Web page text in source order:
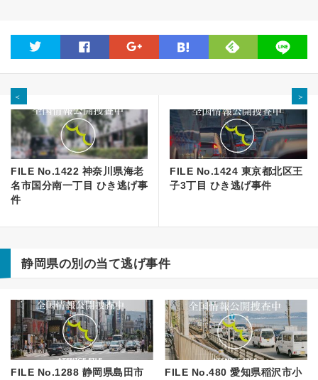
facebook line
＜
FILE No.1422 神奈川県海老
名市国分南一丁目 ひき逃げ事
件
＞
FILE No.1424 東京都北区王
子3丁目 ひき逃げ事件
静岡県の別の当て逃げ事件
FILE No.1288 静岡県島田市
FILE No.480 愛知県稲沢市小